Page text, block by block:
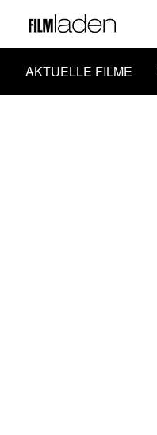
AKTUELLE FILME